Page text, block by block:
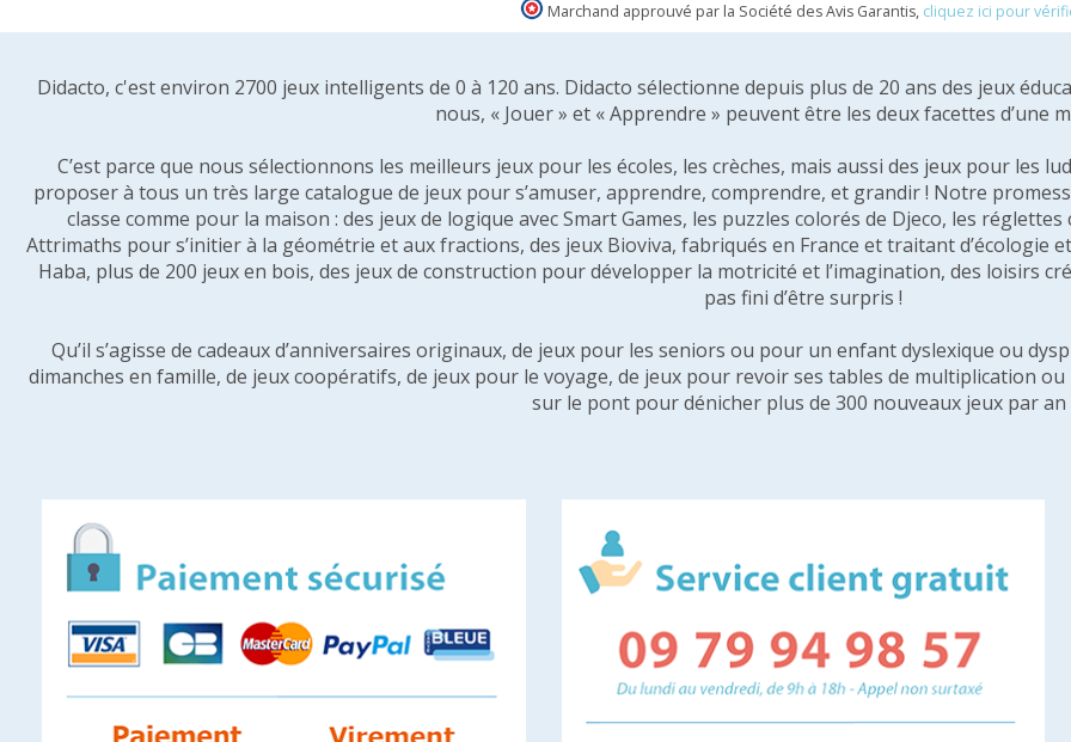
Marchand approuvé par la Société des Avis Garantis, cliquez ici pour
Didacto, c'est environ 2700 jeux intelligents de 0 à 120 ans. Didacto sélectionne depuis plus de 20 ans des jeux
nous, « Jouer » et « Apprendre » peuvent être les deux facettes d’une
C’est parce que nous sélectionnons les meilleurs jeux pour les écoles, les crèches, mais aussi des jeux pour les
proposer à tous un très large catalogue de jeux pour s’amuser, apprendre, comprendre, et grandir ! Notre
classe comme pour la maison : des jeux de logique avec Smart Games, les puzzles colorés de Djeco, les
Attrimaths pour s’initier à la géométrie et aux fractions, des jeux Bioviva, fabriqués en France et traitant d’écologie
Haba, plus de 200 jeux en bois, des jeux de construction pour développer la motricité et l’imagination, des loisirs
pas fini d’être surpris !
Qu’il s’agisse de cadeaux d’anniversaires originaux, de jeux pour les seniors ou pour un enfant dyslexique ou
dimanches en famille, de jeux coopératifs, de jeux pour le voyage, de jeux pour revoir ses tables de multiplication
sur le pont pour dénicher plus de 300 nouveaux jeux par an